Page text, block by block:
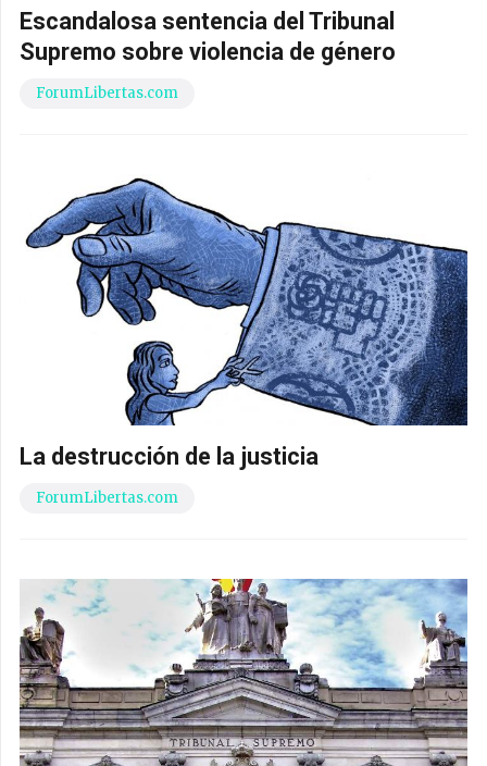
Escandalosa sentencia del Tribunal
Supremo sobre violencia de género
ForumLibertas.com
La destrucción de la justicia
ForumLibertas.com